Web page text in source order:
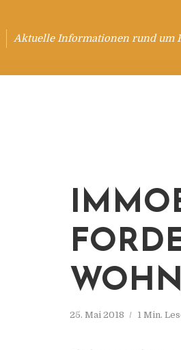
Aktuelle Informationen rund um
25. Mai 2018 1 Min.